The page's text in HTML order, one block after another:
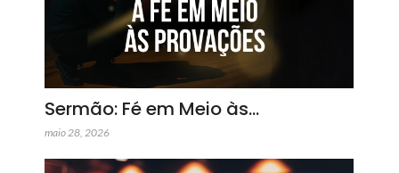
Sermão: Fé em Meio às…
maio 28, 2026